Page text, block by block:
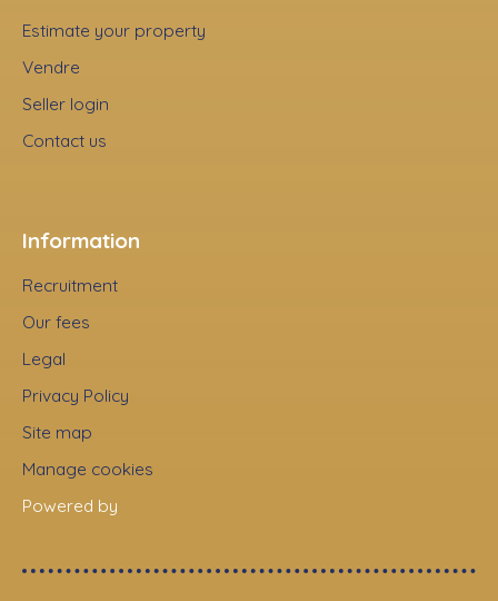
Estimate your property
Vendre
Seller login
Contact us
Information
Recruitment
Our fees
Legal
Privacy Policy
Site map
Manage cookies
Powered by